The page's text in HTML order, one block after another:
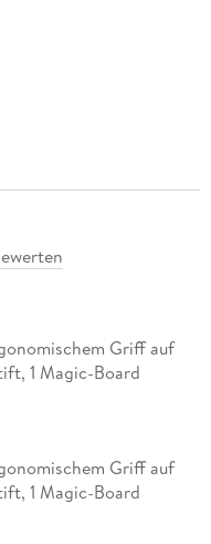
Griff auf
1 Magic-Board
Griff auf
1 Magic-Board